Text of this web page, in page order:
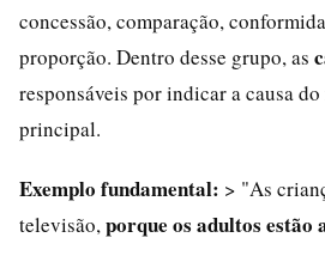
concessão, comparação,
proporção. Dentro desse grupo, as
responsáveis por indicar a causa
principal.
Exemplo fundamental: > "As
televisão, porque os adultos estão